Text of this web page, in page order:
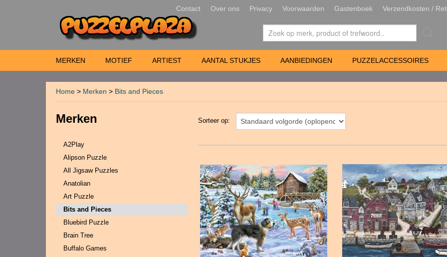
Contact Over ons Privacy Voorwaarden Gastenboek Verzendkosten /
MERKEN MOTIEF ARTIEST AANTAL STUKJES AANBIEDINGEN PUZZELACCESSOIRES
Home > Merken > Bits and Pieces
Merken
A2Play
Alipson Puzzle
All Jigsaw Puzzles
Anatolian
Art Puzzle
Bits and Pieces
Bluebird Puzzle
Brain Tree
Buffalo Games
Sorteer op: